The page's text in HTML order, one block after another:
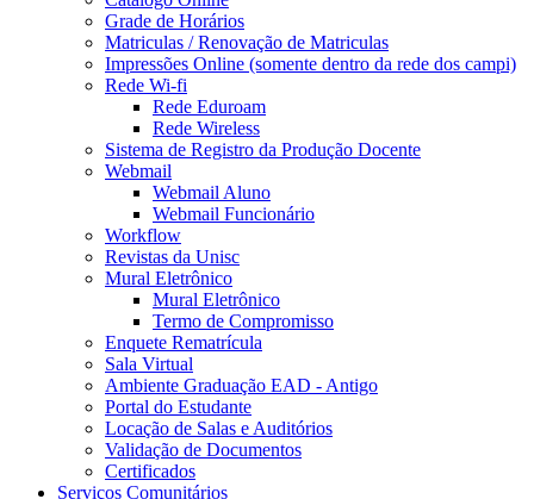
Grade de Horários
Matriculas / Renovação de Matriculas
Impressões Online (somente dentro da rede dos campi)
Rede Wi-fi
Rede Eduroam
Rede Wireless
Sistema de Registro da Produção Docente
Webmail
Webmail Aluno
Webmail Funcionário
Workflow
Revistas da Unisc
Mural Eletrônico
Mural Eletrônico
Termo de Compromisso
Enquete Rematrícula
Sala Virtual
Ambiente Graduação EAD - Antigo
Portal do Estudante
Locação de Salas e Auditórios
Validação de Documentos
Certificados
Serviços Comunitários